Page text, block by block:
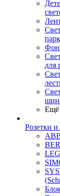
для
Ещё
Розетки